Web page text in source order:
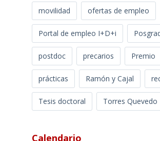
movilidad ofertas de empleo
Portal de empleo I+D+i
postdoc precarios Premio
prácticas Ramón y Cajal
Tesis doctoral Torres Quevedo
Calendario